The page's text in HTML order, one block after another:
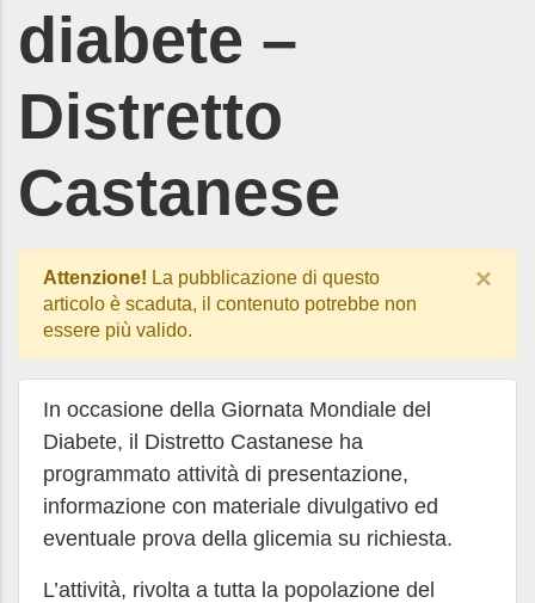
diabete –
Distretto
Castanese
Attenzione! La pubblicazione di questo
articolo è scaduta, il contenuto potrebbe non
essere più valido.
×
In occasione della Giornata Mondiale del
Diabete, il Distretto Castanese ha
programmato attività di presentazione,
informazione con materiale divulgativo ed
eventuale prova della glicemia su richiesta.
L’attività, rivolta a tutta la popolazione del